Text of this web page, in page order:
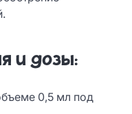
и дозы:
0,5 мл под